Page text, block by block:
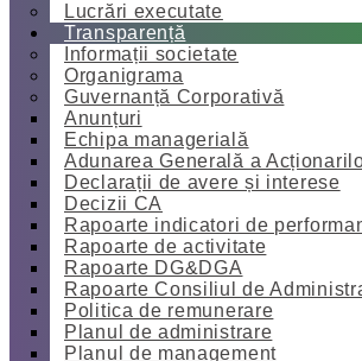
Lucrări executate
Transparență
Informații societate
Organigrama
Guvernanță Corporativă
Anunțuri
Echipa managerială
Adunarea Generală a
Declarații de avere și interese
Decizii CA
Rapoarte indicatori de
Rapoarte de activitate
Rapoarte DG&DGA
Rapoarte Consiliul de
Politica de remunerare
Planul de administrare
Planul de management